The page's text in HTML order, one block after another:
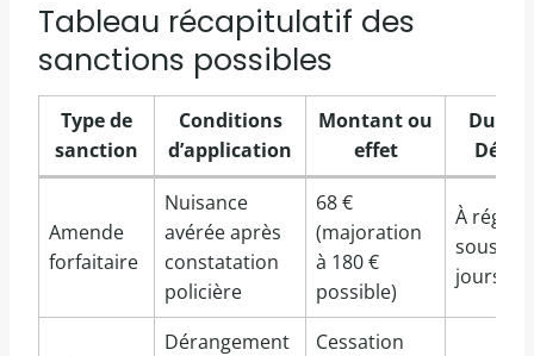
Tableau récapitulatif des
sanctions possibles
Type de
sanction
Conditions
d’application
Montant ou
effet
Durée
Délais
Amende
forfaitaire
Nuisance
avérée après
constatation
policière
68 €
(majoration
à 180 €
possible)
À régler
sous 45
jours
Dérangement
Cessation